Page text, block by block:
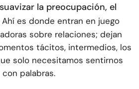
la preocupación, el
Ahí es donde entran en juego
sobre relaciones; dejan
tácitos, intermedios, los
solo necesitamos sentirnos
palabras.